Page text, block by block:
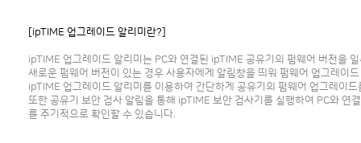
[ipTIME 업그레이드 알리미란?]
ipTIME 업그레이드 알리미는 PC와 연결된 ipTIME 공유기의 펌웨어 버전을
새로운 펌웨어 버전이 있는 경우 사용자에게 알림창을 띄워 펌웨어 업그레이
ipTIME 업그레이드 알리미를 이용하여 간단하게 공유기의 펌웨어 업그레이드
또한 공유기 보안 검사 알림을 통해 ipTIME 보안 검사기를 실행하여 PC와 연
를 주기적으로 확인할 수 있습니다.